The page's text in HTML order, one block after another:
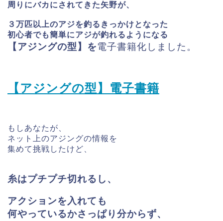
周りにバカにされてきた矢野が、
３万匹以上のアジを釣るきっかけとなった
初心者でも簡単にアジが釣れるようになる
【アジングの型】を電子書籍化しました。
【アジングの型】電子書籍
もしあなたが、
ネット上のアジングの情報を
集めて挑戦したけど、
糸はプチプチ切れるし、
アクションを入れても
何やっているかさっぱり分からず、